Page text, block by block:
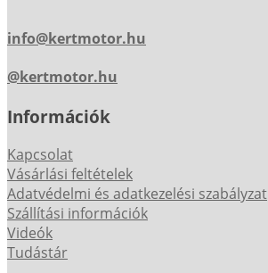
info@kertmotor.hu
@kertmotor.hu
Információk
Kapcsolat
Vásárlási feltételek
Adatvédelmi és adatkezelési szabályzat
Szállítási információk
Videók
Tudástár